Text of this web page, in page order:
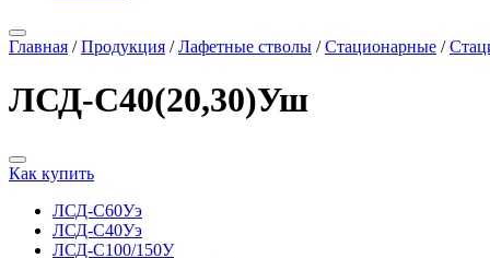
Главная /Продукция /Лафетные стволы /Стационарные /
ЛСД-С40(20,30)Уш
Как купить
ЛСД-С60Уэ
ЛСД-С40Уэ
ЛСД-С100/150У